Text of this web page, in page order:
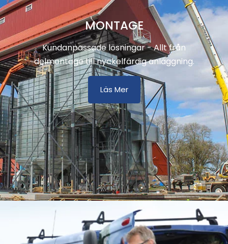
MONTAGE
Kundanpassade lösningar - Allt från
delmontage till nyckelfärdig anläggning.
Läs Mer